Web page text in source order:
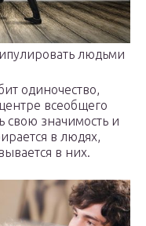
людьми
одиночество,
всеобщего
свою значимость и
в людях,
в них.